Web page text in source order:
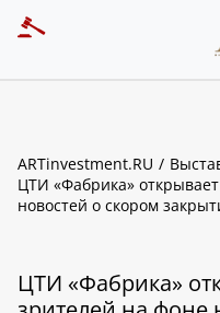
ARTinvestment.RU
ЦТИ «Фабрика»
новостей о скором
ЦТИ «Фабрика»